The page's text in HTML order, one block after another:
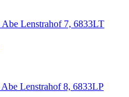
Abe Lenstrahof 7, 6833LT
Abe Lenstrahof 8, 6833LP